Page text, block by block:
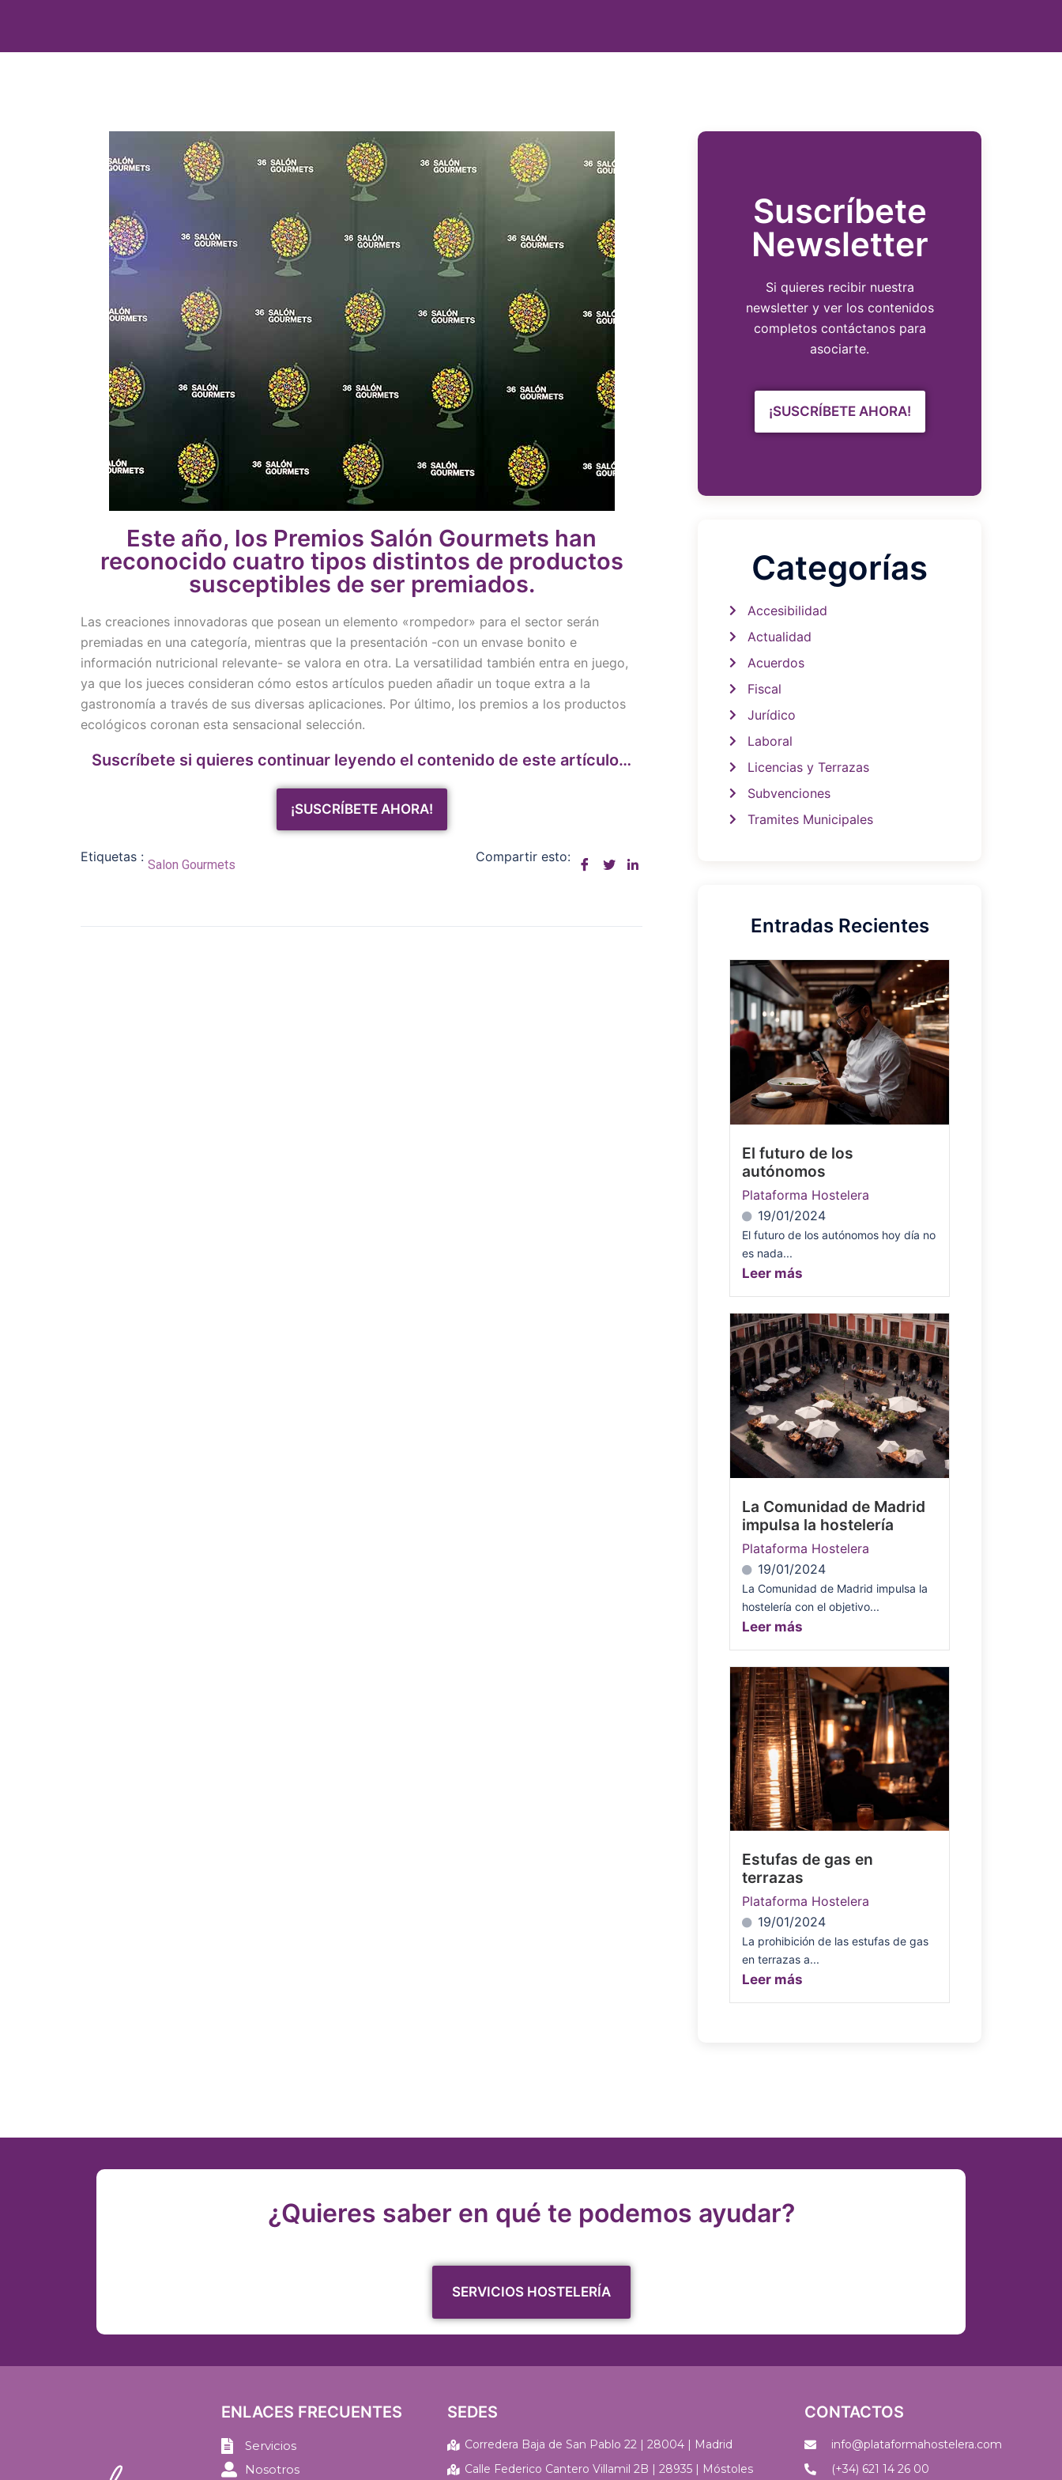
Este año, los Premios Salón Gourmets han
reconocido cuatro tipos distintos de productos
susceptibles de ser premiados.
Las creaciones innovadoras que posean un elemento «rompedor» para el sector serán
premiadas en una categoría, mientras que la presentación -con un envase bonito e
información nutricional relevante- se valora en otra. La versatilidad también entra en juego,
ya que los jueces consideran cómo estos artículos pueden añadir un toque extra a la
gastronomía a través de sus diversas aplicaciones. Por último, los premios a los productos
ecológicos coronan esta sensacional selección.
Suscríbete si quieres continuar leyendo el contenido de este artículo…
¡SUSCRÍBETE AHORA!
Etiquetas : Salon Gourmets Compartir esto:
Suscríbete
Newsletter
Si quieres recibir nuestra
newsletter y ver los contenidos
completos contáctanos para
asociarte.
¡SUSCRÍBETE AHORA!
Categorías
Accesibilidad
Actualidad
Acuerdos
Fiscal
Jurídico
Laboral
Licencias y Terrazas
Subvenciones
Tramites Municipales
Entradas Recientes
El futuro de los
autónomos
Plataforma Hostelera
19/01/2024
El futuro de los autónomos hoy día no
es nada...
Leer más
La Comunidad de Madrid
impulsa la hostelería
Plataforma Hostelera
19/01/2024
La Comunidad de Madrid impulsa la
hostelería con el objetivo...
Leer más
Estufas de gas en
terrazas
Plataforma Hostelera
19/01/2024
La prohibición de las estufas de gas
en terrazas a...
Leer más
¿Quieres saber en qué te podemos ayudar?
SERVICIOS HOSTELERÍA
ENLACES FRECUENTES
Servicios
Nosotros
SEDES
Corredera Baja de San Pablo 22 | 28004 | Madrid
Calle Federico Cantero Villamil 2B | 28935 | Móstoles
CONTACTOS
info@plataformahostelera.com
(+34) 621 14 26 00